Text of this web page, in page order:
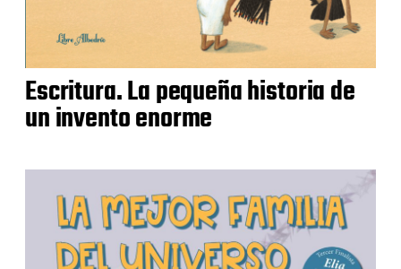
Escritura. La pequeña historia de
un invento enorme